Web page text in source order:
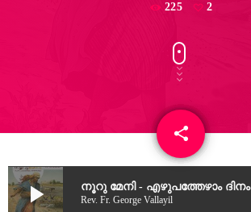
225
2
share
email
play_arrow നൂറു മേനി - എഴുപത്തേഴാം ​ദിനം
Rev. Fr. George Vallayil